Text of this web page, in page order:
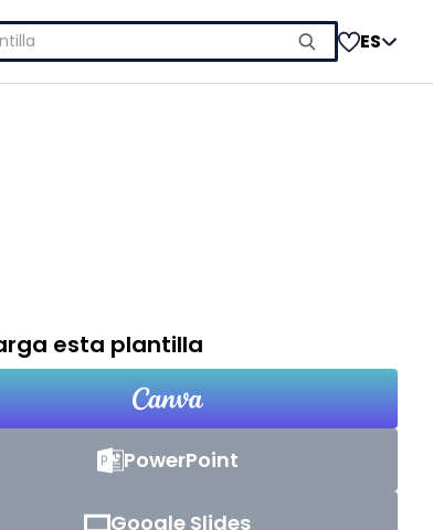
ES
esta plantilla
PowerPoint
Google Slides